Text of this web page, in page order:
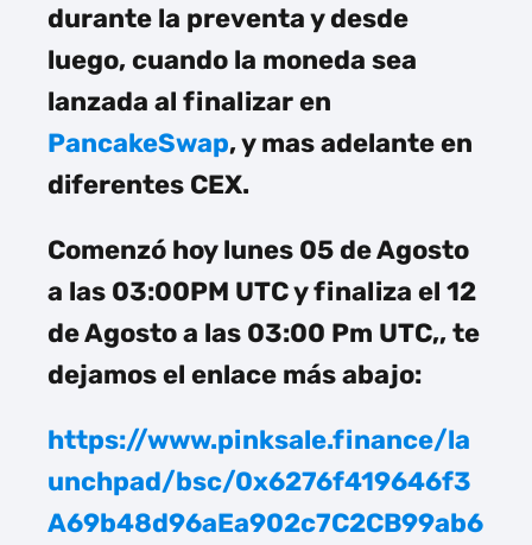
durante la preventa y desde
luego, cuando la moneda sea
lanzada al finalizar en
PancakeSwap, y mas adelante en
diferentes CEX.
Comenzó hoy lunes 05 de Agosto
a las 03:00PM UTC y finaliza el 12
de Agosto a las 03:00 Pm UTC,, te
dejamos el enlace más abajo:
https://www.pinksale.finance/la
unchpad/bsc/0x6276f419646f3
A69b48d96aEa902c7C2CB99ab6